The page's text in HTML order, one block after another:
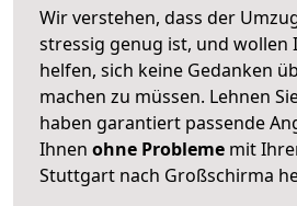
Wir verstehen, dass der
stressig genug ist, und wollen
helfen, sich keine Gedanken
machen zu müssen. Lehnen
haben garantiert passende
Ihnen ohne Probleme mit
Stuttgart nach Großschirma